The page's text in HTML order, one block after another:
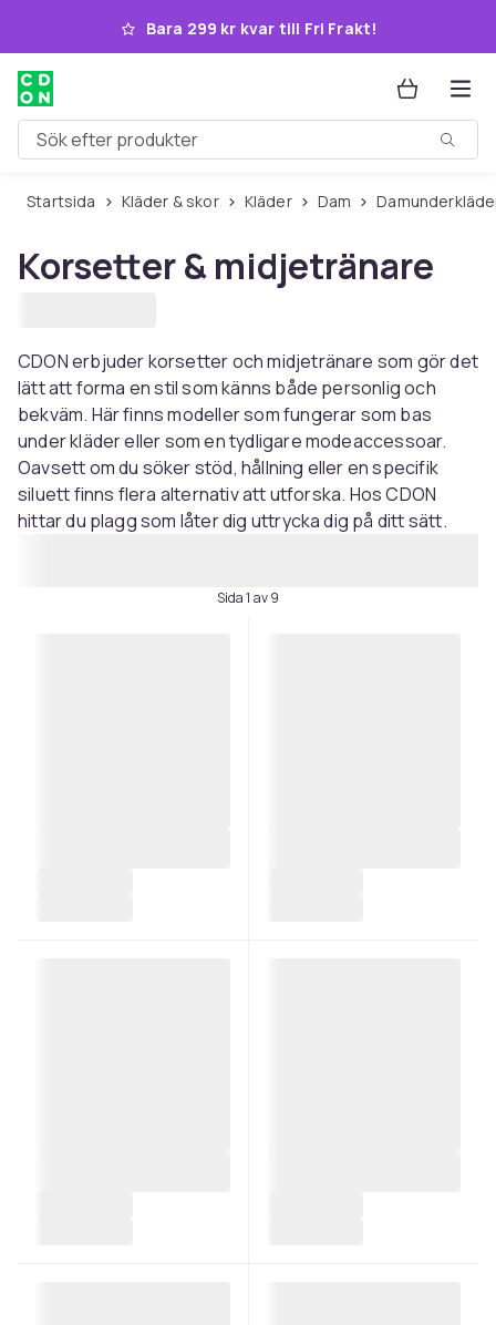
Hoppa till huvudinnehållet
Bara 299 kr kvar till Fri Frakt!
Sök efter produkter
Startsida Kläder & skor Kläder Dam
Korsetter & midjetränare
CDON erbjuder korsetter och midjetränare som gör det
lätt att forma en stil som känns både personlig och
bekväm. Här finns modeller som fungerar som bas
under kläder eller som en tydligare modeaccessoar.
Oavsett om du söker stöd, hållning eller en specifik
siluett finns flera alternativ att utforska. Hos CDON
hittar du plagg som låter dig uttrycka dig på ditt sätt.
Sida 1 av 9